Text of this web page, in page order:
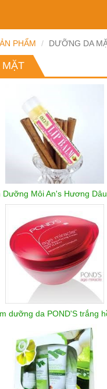
PHẨM DƯỠNG DA
Dưỡng Môi An's Hương
dưỡng da POND'S trắng